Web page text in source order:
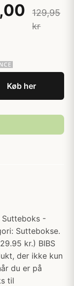
129,95
kr
Køb her
Sutteboks -
Suttebokse.
kr.) BIBS
der ikke kun
du er på
til